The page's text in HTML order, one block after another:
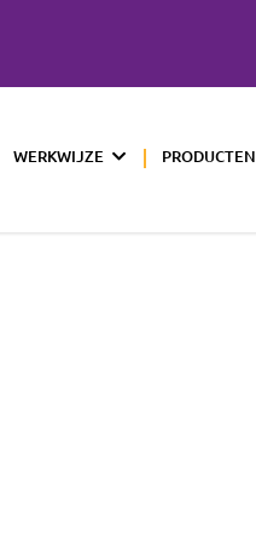
WERKWIJZE PRODUCTEN